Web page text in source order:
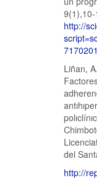
9(1),10-
http://
Liñan,
del
http://